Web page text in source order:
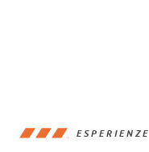
ESPERIENZE